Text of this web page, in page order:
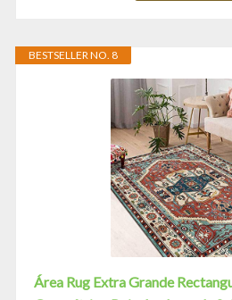
BESTSELLER NO. 8
Área Rug Extra Grande